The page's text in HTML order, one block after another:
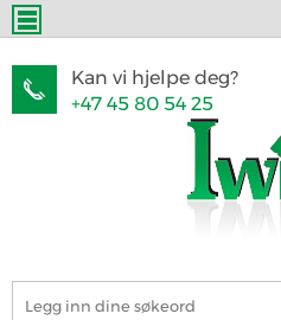
Kan vi hjelpe deg?
+47 45 80 54 25